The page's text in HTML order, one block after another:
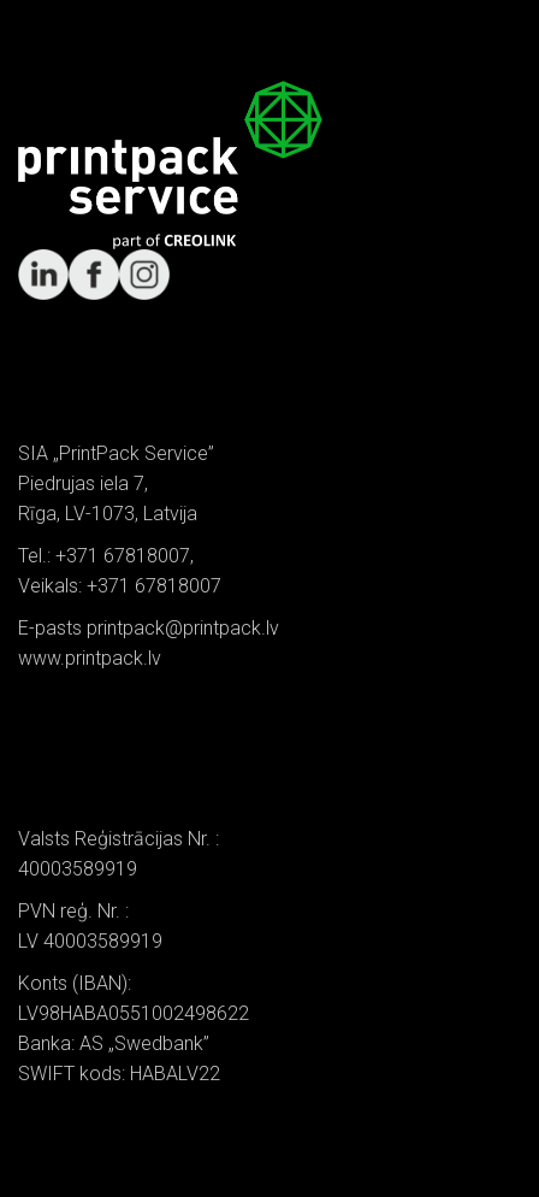
SIA „PrintPack Service”
Piedrujas iela 7,
Rīga, LV-1073, Latvija
Tel.: +371 67818007,
Veikals: +371 67818007
E-pasts printpack@printpack.lv
www.printpack.lv
Valsts Reģistrācijas Nr. :
40003589919
PVN reģ. Nr. :
LV 40003589919
Konts (IBAN):
LV98HABA0551002498622
Banka: AS „Swedbank”
SWIFT kods: HABALV22